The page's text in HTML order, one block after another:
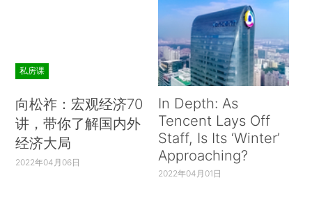
私房课
向松祚：宏观经济70
讲，带你了解国内外
经济大局
2022年04月06日
In Depth: As
Tencent Lays Off
Staff, Is Its ‘Winter’
Approaching?
2022年04月01日